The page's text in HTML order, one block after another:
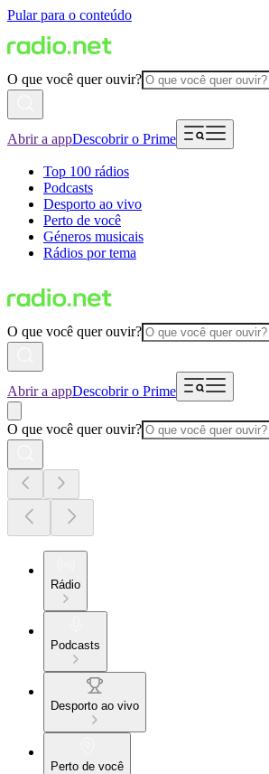
Pular para o conteúdo
O que você quer ouvir?
Abrir a appDescobrir o Prime
Top 100 rádios
Podcasts
Desporto ao vivo
Perto de você
Géneros musicais
Rádios por tema
O que você quer ouvir?
Abrir a appDescobrir o Prime
O que você quer ouvir?
Rádio
Podcasts
Desporto ao vivo
Perto de você